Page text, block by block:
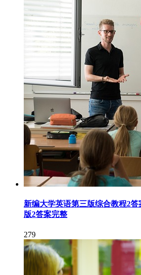
新编大学英语第三版综合教程2
版2答案完整
279